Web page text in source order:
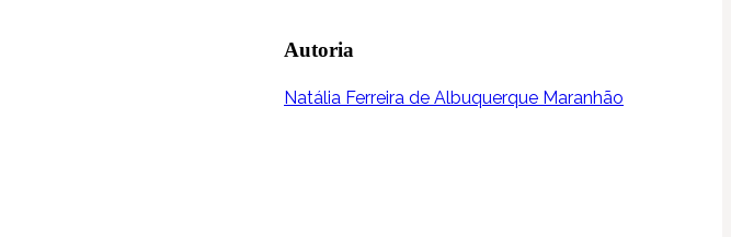
Autoria
Natália Ferreira de Albuquerque Maranhão